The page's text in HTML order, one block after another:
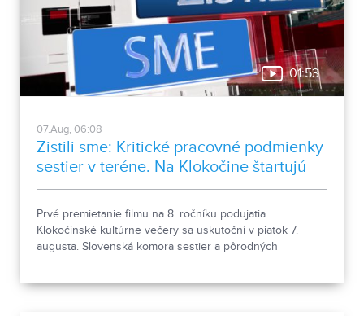
01:53
07.Aug, 06:08
Zistili sme: Kritické pracovné podmienky
sestier v teréne. Na Klokočine štartujú
kultúrne večery
Prvé premietanie filmu na 8. ročníku podujatia
Klokočinské kultúrne večery sa uskutoční v piatok 7.
augusta. Slovenská komora sestier a pôrodných